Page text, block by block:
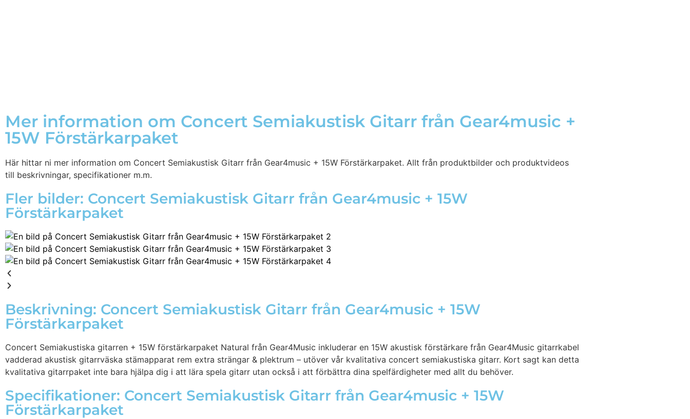
Mer information om Concert Semiakustisk Gitarr från Gear4music +
15W Förstärkarpaket
Här hittar ni mer information om Concert Semiakustisk Gitarr från Gear4music + 15W Förstärkarpaket. Allt från produktbilder och produktvideos
till beskrivningar, specifikationer m.m.
Fler bilder: Concert Semiakustisk Gitarr från Gear4music + 15W
Förstärkarpaket
Beskrivning: Concert Semiakustisk Gitarr från Gear4music + 15W
Förstärkarpaket
Concert Semiakustiska gitarren + 15W förstärkarpaket Natural från Gear4Music inkluderar en 15W akustisk förstärkare från Gear4Music gitarrkabel
vadderad akustisk gitarrväska stämapparat rem extra strängar & plektrum – utöver vår kvalitativa concert semiakustiska gitarr. Kort sagt kan detta
kvalitativa gitarrpaket inte bara hjälpa dig i att lära spela gitarr utan också i att förbättra dina spelfärdigheter med allt du behöver.
Specifikationer: Concert Semiakustisk Gitarr från Gear4music + 15W
Förstärkarpaket